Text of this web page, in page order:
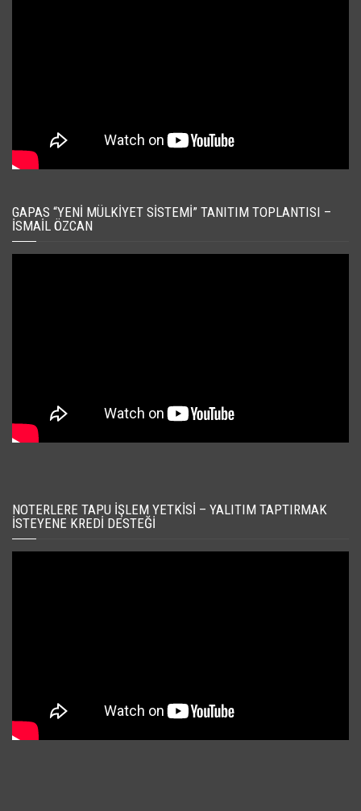
GAPAS “YENI MÜLKIYET SISTEMI” TANITIM TOPLANTISI –
İSMAIL ÖZCAN
NOTERLERE TAPU İŞLEM YETKISI – YALITIM TAPTIRMAK
İSTEYENE KREDI DESTEĞI